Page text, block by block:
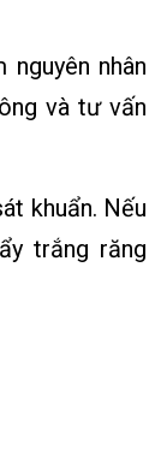
nhân
và tư vấn
khuẩn. Nếu
trắng răng